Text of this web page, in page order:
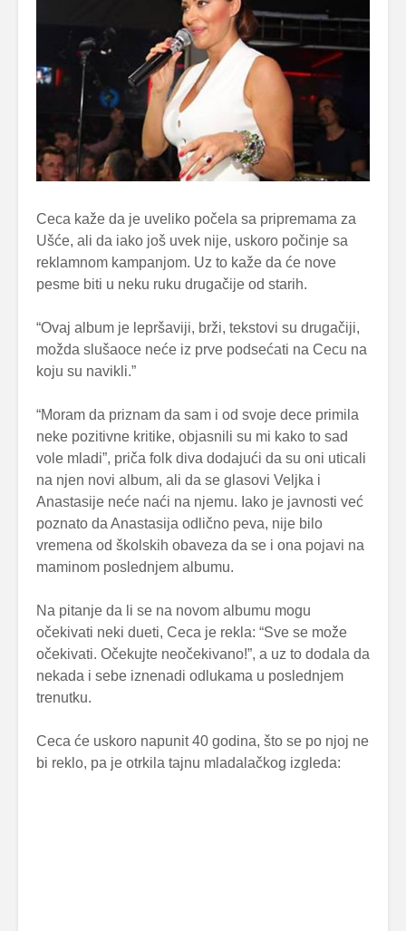
Ceca kaže da je uveliko počela sa pripremama za
Ušće, ali da iako još uvek nije, uskoro počinje sa
reklamnom kampanjom. Uz to kaže da će nove
pesme biti u neku ruku drugačije od starih.
“Ovaj album je lepršaviji, brži, tekstovi su drugačiji,
možda slušaoce neće iz prve podsećati na Cecu na
koju su navikli.”
“Moram da priznam da sam i od svoje dece primila
neke pozitivne kritike, objasnili su mi kako to sad
vole mladi”, priča folk diva dodajući da su oni uticali
na njen novi album, ali da se glasovi Veljka i
Anastasije neće naći na njemu. Iako je javnosti već
poznato da Anastasija odlično peva, nije bilo
vremena od školskih obaveza da se i ona pojavi na
maminom poslednjem albumu.
Na pitanje da li se na novom albumu mogu
očekivati neki dueti, Ceca je rekla: “Sve se može
očekivati. Očekujte neočekivano!”, a uz to dodala da
nekada i sebe iznenadi odlukama u poslednjem
trenutku.
Ceca će uskoro napunit 40 godina, što se po njoj ne
bi reklo, pa je otrkila tajnu mladalačkog izgleda: